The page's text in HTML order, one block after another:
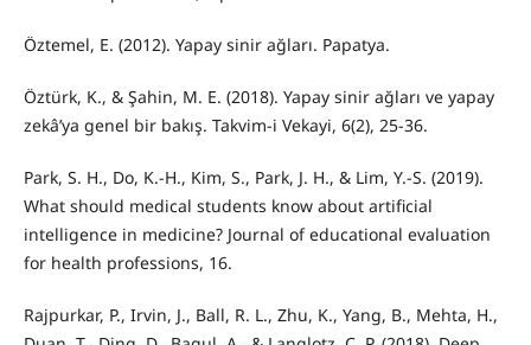
Öztemel, E. (2012). Yapay sinir ağları. Papatya.
Öztürk, K., & Şahin, M. E. (2018). Yapay sinir ağları ve yapay
zekâ’ya genel bir bakış. Takvim-i Vekayi, 6(2), 25-36.
Park, S. H., Do, K.-H., Kim, S., Park, J. H., & Lim, Y.-S. (2019).
What should medical students know about artificial
intelligence in medicine? Journal of educational evaluation
for health professions, 16.
Rajpurkar, P., Irvin, J., Ball, R. L., Zhu, K., Yang, B., Mehta, H.,